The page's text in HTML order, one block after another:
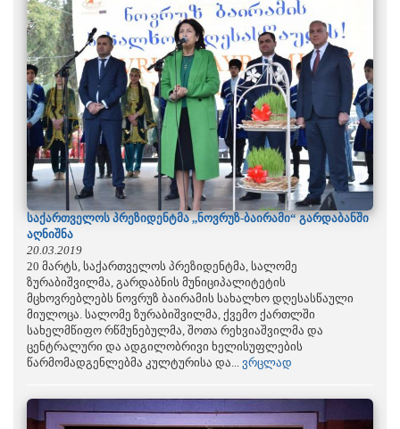
საქართველოს პრეზიდენტმა ,,ნოვრუზ-ბაირამი“ გარდაბანში
აღნიშნა
20.03.2019
20 მარტს, საქართველოს პრეზიდენტმა, სალომე
ზურაბიშვილმა, გარდაბნის მუნიციპალიტეტის
მცხოვრებლებს ნოვრუზ ბაირამის სახალხო დღესასწაული
მიულოცა. სალომე ზურაბიშვილმა, ქვემო ქართლში
სახელმწიფო რწმუნებულმა, შოთა რეხვიაშვილმა და
ცენტრალური და ადგილობრივი ხელისუფლების
წარმომადგენლებმა კულტურისა და... ვრცლად